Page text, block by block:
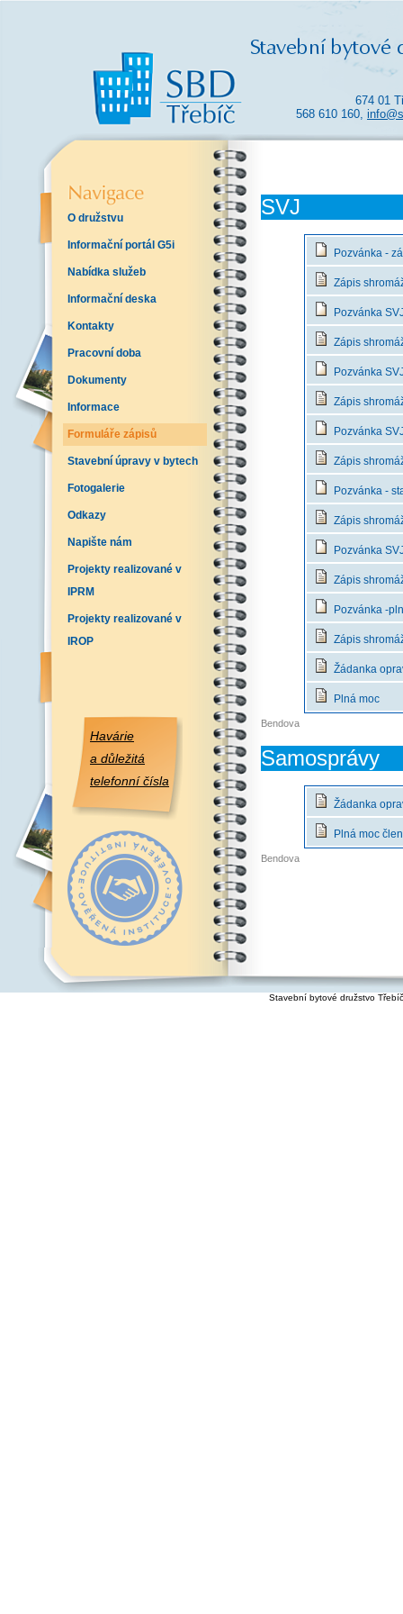
674 01
568 610 160,
O družstvu
Informační portál G5i
Nabídka služeb
Informační deska
Kontakty
Pracovní doba
Dokumenty
Informace
Formuláře zápisů
Stavební úpravy v bytech
Fotogalerie
Odkazy
Napište nám
Projekty realizované v
IPRM
Projekty realizované v
IROP
Havárie
a důležitá
telefonní čísla
SVJ
Pozvánka -
Zápis
Pozvánka
Zápis
Pozvánka
Zápis
Pozvánka
Zápis
Pozvánka -
Zápis
Pozvánka
Zápis
Pozvánka -
Zápis
Žádanka
Plná moc
Bendova
Samosprávy
Žádanka
Plná moc
Bendova
Stavební bytové družstvo